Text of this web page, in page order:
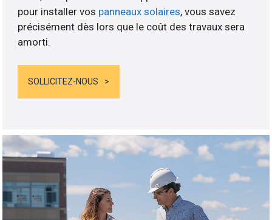
pour installer vos panneaux solaires, vous savez
précisément dès lors que le coût des travaux sera
amorti.
SOLLICITEZ-NOUS